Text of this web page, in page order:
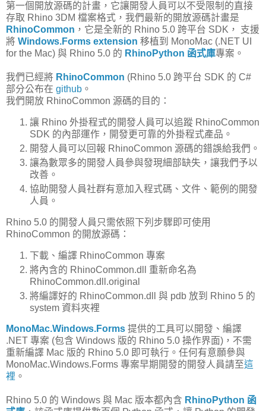
第一個開放源碼的計畫，它讓開發人員可以不受限制的直接
存取 Rhino 3DM 檔案格式，我們最新的開放源碼計畫是
RhinoCommon ，它是全新的 Rhino 5.0 跨平台 SDK， 支援
將 Windows.Forms extension 移植到 MonoMac (.NET UI
for the Mac) 與 Rhino 5.0 的 RhinoPython 函式庫專案。
我們已經將 RhinoCommon (Rhino 5.0 跨平台 SDK 的 C#
部分公布在 github 。
我們開放 RhinoCommon 源碼的目的：
讓 Rhino 外掛程式的開發人員可以追蹤 RhinoCommon
SDK 的內部運作，開發更可靠的外掛程式產品。
開發人員可以回報 RhinoCommon 源碼的錯誤給我們。
讓為數眾多的開發人員參與發現細部缺失，讓我們予以
改善。
協助開發人員社群有意加入程式碼、文件、範例的開發
人員。
Rhino 5.0 的開發人員只需依照下列步驟即可使用
RhinoCommon 的開放源碼：
下載、編譯 RhinoCommon 專案
將內含的 RhinoCommon.dll 重新命名為
RhinoCommon.dll.original
將編譯好的 RhinoCommon.dll 與 pdb 放到 Rhino 5 的
system 資料夾裡
MonoMac.Windows.Forms 提供的工具可以開發、編譯
.NET 專案 (包含 Windows 版的 Rhino 5.0 操作界面)，不需
重新編譯 Mac 版的 Rhino 5.0 即可執行。任何有意願參與
MonoMac.Windows.Forms 專案早期開發的開發人員請至這
裡 。
Rhino 5.0 的 Windows 與 Mac 版本都內含 RhinoPython 函